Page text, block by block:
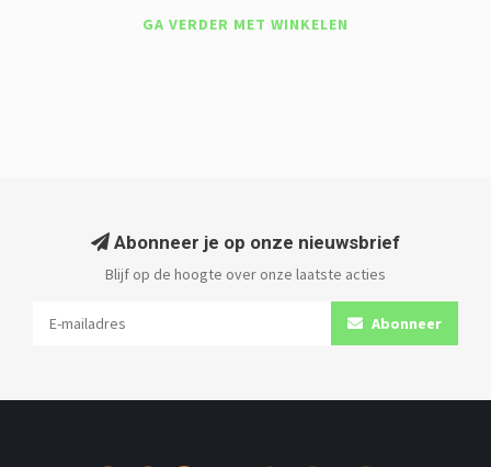
GA VERDER MET WINKELEN
Abonneer je op onze nieuwsbrief
Blijf op de hoogte over onze laatste acties
Abonneer